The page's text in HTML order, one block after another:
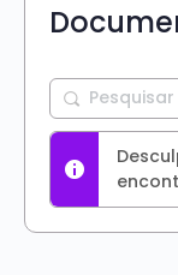
Pesquisar